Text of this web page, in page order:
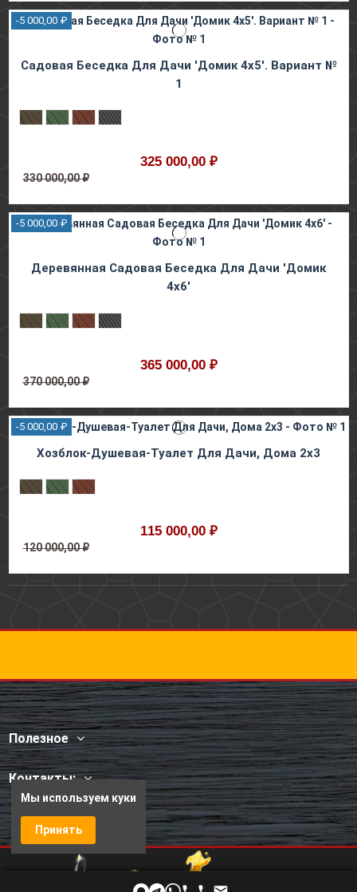
-5 000,00 ₽
Садовая Беседка Для Дaчи 'Домик 4х5'. Вариант №
1
325 000,00 ₽
330 000,00 ₽
-5 000,00 ₽
Деревянная Садовая Беседка Для Дaчи 'Домик
4х6'
365 000,00 ₽
370 000,00 ₽
-5 000,00 ₽
Хозблок-Душевая-Туалет Для Дачи, Дома 2х3
115 000,00 ₽
120 000,00 ₽
Полезное
Контакты:
Мы используем куки
Принять